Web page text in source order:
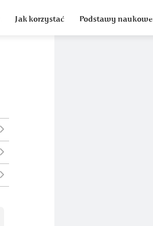
Jak korzystać Podstawy naukowe